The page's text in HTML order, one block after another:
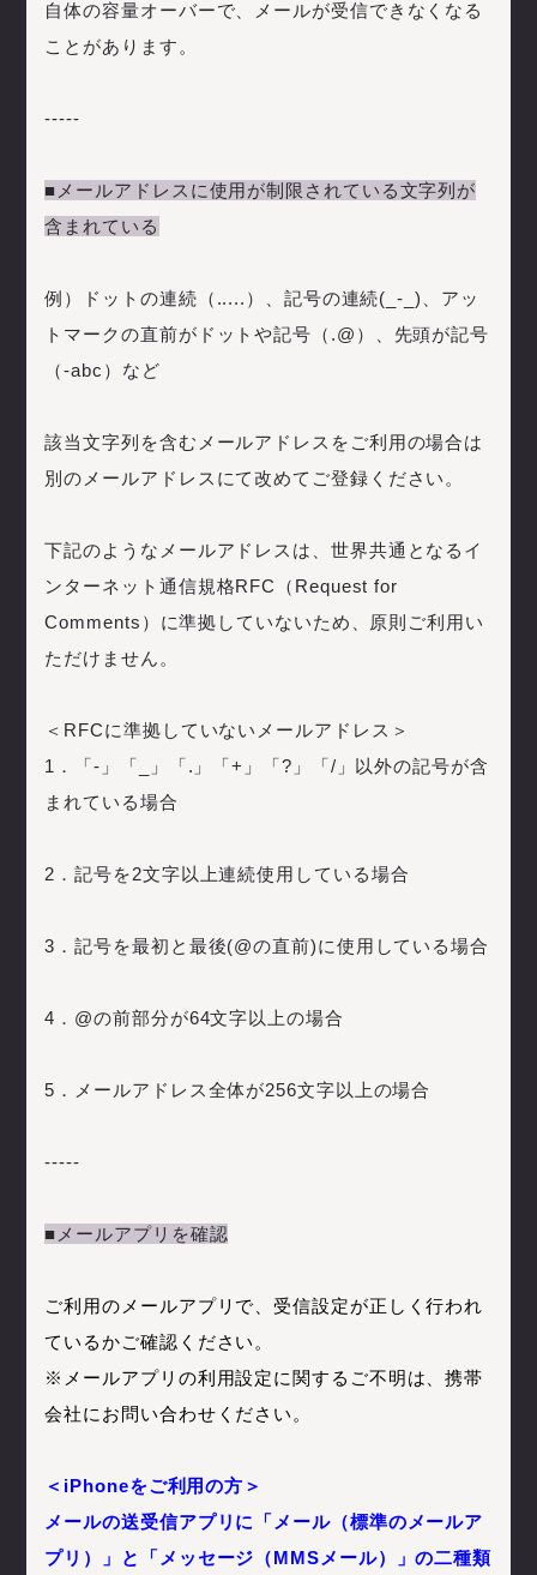
自体の容量オーバーで、メールが受信できなくなる
ことがあります。
-----
■メールアドレスに使用が制限されている文字列が
含まれている
例）ドットの連続（.....）、記号の連続(_-_)、アッ
トマークの直前がドットや記号（.@）、先頭が記号
（-abc）など
該当文字列を含むメールアドレスをご利用の場合は
別のメールアドレスにて改めてご登録ください。
下記のようなメールアドレスは、世界共通となるイ
ンターネット通信規格RFC（Request for
Comments）に準拠していないため、原則ご利用い
ただけません。
＜RFCに準拠していないメールアドレス＞
1．「-」「_」「.」「+」「?」「/」以外の記号が含
まれている場合
2．記号を2文字以上連続使用している場合
3．記号を最初と最後(@の直前)に使用している場合
4．@の前部分が64文字以上の場合
5．メールアドレス全体が256文字以上の場合
-----
■メールアプリを確認
ご利用のメールアプリで、受信設定が正しく行われ
ているかご確認ください。
※メールアプリの利用設定に関するご不明は、携帯
会社にお問い合わせください。
＜iPhoneをご利用の方＞
メールの送受信アプリに「メール（標準のメールア
プリ）」と「メッセージ（MMSメール）」の二種類